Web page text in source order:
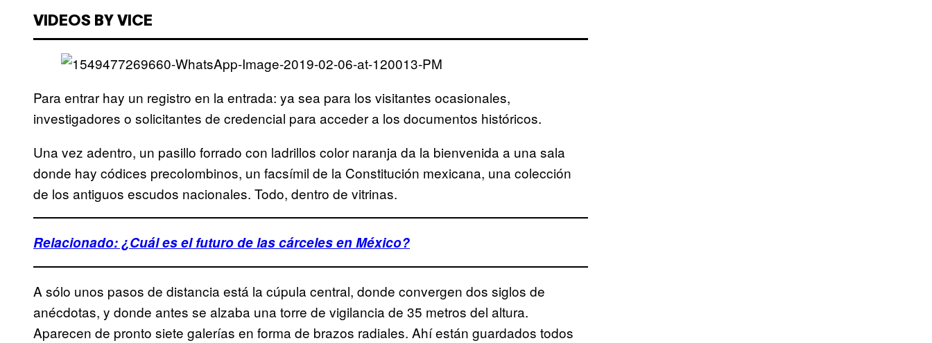
VIDEOS BY VICE
Para entrar hay un registro en la entrada: ya sea para los visitantes ocasionales,
investigadores o solicitantes de credencial para acceder a los documentos históricos.
Una vez adentro, un pasillo forrado con ladrillos color naranja da la bienvenida a una sala
donde hay códices precolombinos, un facsímil de la Constitución mexicana, una colección
de los antiguos escudos nacionales. Todo, dentro de vitrinas.
Relacionado: ¿Cuál es el futuro de las cárceles en México?
A sólo unos pasos de distancia está la cúpula central, donde convergen dos siglos de
anécdotas, y donde antes se alzaba una torre de vigilancia de 35 metros del altura.
Aparecen de pronto siete galerías en forma de brazos radiales. Ahí están guardados todos